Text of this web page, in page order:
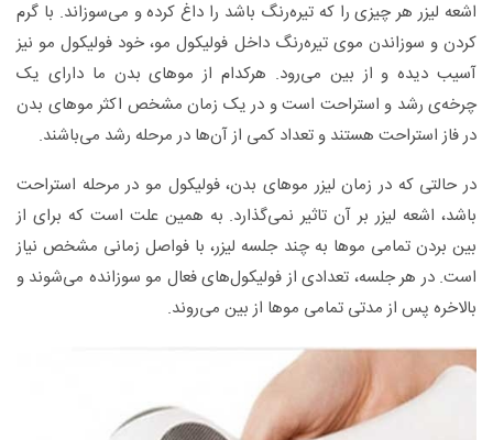
اشعه لیزر هر چیزی را که تیره‌رنگ باشد را داغ کرده و می‌سوزاند. با گرم
کردن و سوزاندن موی تیره‌رنگ داخل فولیکول مو، خود فولیکول مو نیز
آسیب دیده و از بین می‌رود. هرکدام از موهای بدن ما دارای یک
چرخه‌ی رشد و استراحت است و در یک زمان مشخص اکثر موهای بدن
در فاز استراحت هستند و تعداد کمی از آن‌ها در مرحله رشد می‌باشند.
در حالتی که در زمان لیزر موهای بدن، فولیکول مو در مرحله استراحت
باشد، اشعه لیزر بر آن تاثیر نمی‌گذارد. به همین علت است که برای از
بین بردن تمامی ‌موها به چند جلسه لیزر، با فواصل زمانی مشخص نیاز
است. در هر جلسه، تعدادی از فولیکول‌های فعال مو سوزانده می‌شوند و
بالاخره پس از مدتی تمامی‌ موها از بین می‌روند.